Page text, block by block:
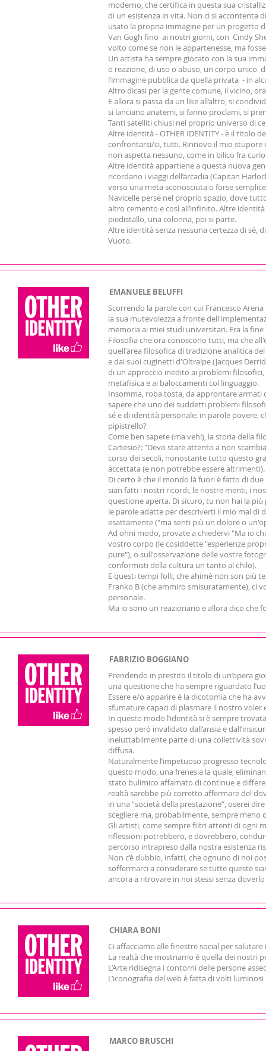
moderno, che certifica in questa sua
di un esistenza in vita. Non ci si accontenta
usato la propria immagine per un progetto
Van Gogh fino ai nostri giorni, con Cindy
volto come se non le appartenesse, ma
Un artista ha sempre giocato con la sua
o reazione, di uso o abuso, un corpo unico
l’immagine pubblica da quella privata - in
Altro dicasi per la gente comune, il vicino,
E allora si passa da un like all’altro, si
si lanciano anatemi, si fanno proclami, si
Tanti satelliti chiusi nel proprio universo di
Altre identità - OTHER IDENTITY - è il titolo
confrontarsi/ci, tutti. Rinnovo il mio stupore
non aspetta nessuno, come in bilico fra
Altre identità appartiene a questa nuova
ricordano i viaggi dell’arcadia (Capitan
verso una meta sconosciuta o forse
Navicelle perse nel proprio spazio, dove
altro cemento e così all’infinito. Altre
piedistallo, una colonna, poi si parte.
Altre identità senza nessuna certezza di sé,
Vuoto.
EMANUELE BELUFFI
Scorrendo la parole con cui Francesco
la sua mutevolezza a fronte
memoria ai miei studi universitari. Era la
Filosofia che ora conoscono tutti, ma che
quell'area filosofica di tradizione analitica
e dai suoi cuginetti d'Oltralpe (Jacques
di un approccio inedito ai problemi
metafisica e ai baloccamenti col linguaggio.
Insomma, roba tosta, da approntare armati
sapere che uno dei suddetti problemi
sé e di identità personale: in parole povere,
pipistrello?
Come ben sapete (ma veh!), la storia della
Cartesio?: "Devo stare attento a non
corso dei secoli, nonostante tutto questo
accettata (e non potrebbe essere altrimenti).
Di certo è che il mondo là fuori è fatto di
sian fatti i nostri ricordi, le nostre menti, i
questione aperta. Di sicuro, tu non hai la
le parole adatte per descriverti il mio mal di
esattamente ("ma senti più un dolore o
Ad ohni modo, provate a chiedervi "Ma io
vostro corpo (le cosiddette "esperienze
pure"), o sull'osservazione delle vostre
conformisti della cultura un tanto al chilo).
E questi tempi folli, che ahimè non son più
Franko B (che ammiro smisuratamente), ci
personale.
Ma io sono un reazionario e allora dico che
FABRIZIO BOGGIANO
Prendendo in prestito il titolo di un’opera
una questione che ha sempre riguardato
Essere e/o apparire è la dicotomia che ha
sfumature capaci di plasmare il nostro voler
In questo modo l’identità si è sempre
spesso però invalidato dall’ansia e
ineluttabilmente parte di una collettività
diffusa.
Naturalmente l’impetuoso progresso
questo modo, una frenesia la quale,
stato bulimico affamato di continue e
realtà sarebbe più corretto affermare del
in una “società della prestazione”, oserei
scegliere ma, probabilmente, sempre meno
Gli artisti, come sempre filtri attenti di ogni
riflessioni potrebbero, e dovrebbero,
percorso intrapreso dalla nostra esistenza
Non c’è dubbio, infatti, che ognuno di noi
soffermarci a considerare se tutte queste
ancora a ritrovare in noi stessi senza
CHIARA BONI
Ci affacciamo alle finestre social per
La realtà che mostriamo è quella dei nostri
L’Arte ridisegna i contorni delle persone
L’iconografia del web è fatta di volti
MARCO BRUSCHI